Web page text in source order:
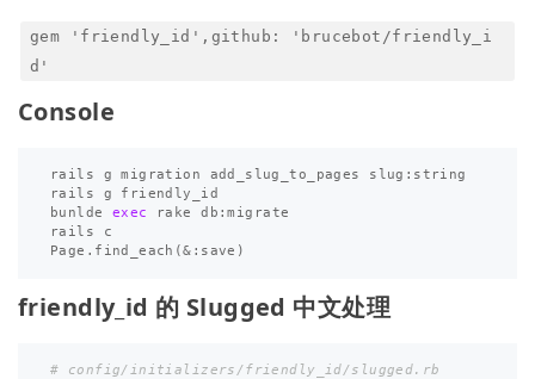
gem 'friendly_id',github: 'brucebot/friendly_i
d'
Console
rails g migration add_slug_to_pages slug:string
rails g friendly_id
bunlde exec
rake db:migrate
rails c
Page.find_each (&:save )
friendly_id 的 Slugged 中文处理
# config/initializers/friendly_id/slugged.rb